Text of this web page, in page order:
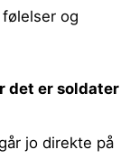
og
det er soldater
jo direkte på